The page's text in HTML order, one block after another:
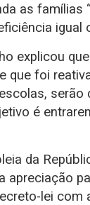
as famílias
igual
explicou
que foi
é
da
apreciação
lei